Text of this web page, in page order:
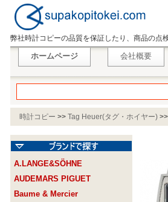
弊社時計コピーの品質を保証したり、商品の点
ホームページ 会社概要
時計コピー >> Tag Heuer(タグ・ホイヤー) >>
A.LANGE&SÖHNE
AUDEMARS PIGUET
Baume & Mercier